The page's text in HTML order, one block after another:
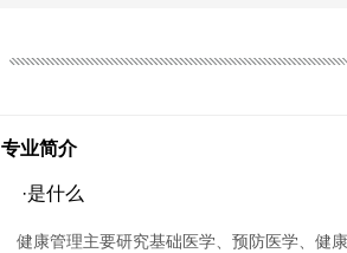
专业简介
·是什么
健康管理主要研究基础医学、预防医学、健